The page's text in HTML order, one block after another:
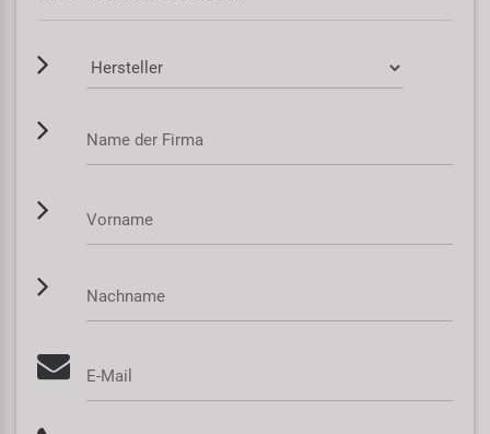
Smart
SRAM/RockShox
Velo
Markenübersicht
Name der Firma
Vorname
Nachname
E-Mail